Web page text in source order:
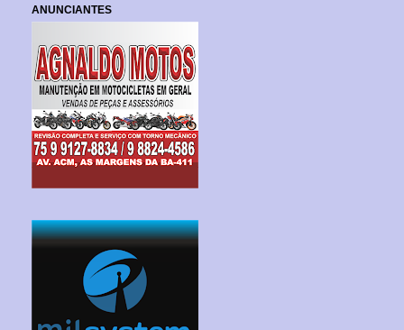
ANUNCIANTES